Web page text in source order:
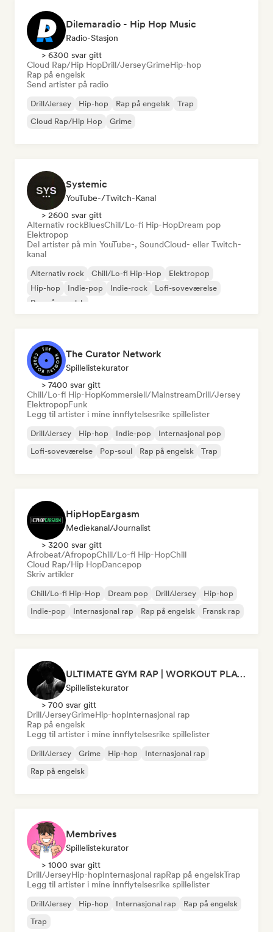
Dilemaradio - Hip Hop Music
Radio-Stasjon
> 6300 svar gitt
Cloud Rap/Hip HopDrill/JerseyGrimeHip-hop
Rap på engelsk
Send artister på radio
Drill/Jersey Hip-hop Rap på engelsk
Trap
Cloud Rap/Hip Hop
Grime
Systemic
YouTube-/Twitch-Kanal
> 2600 svar gitt
Alternativ rockBluesChill/Lo-fi Hip-HopDream pop
Elektropop
Del artister på min YouTube-, SoundCloud- eller Twitch-
kanal
Alternativ rock Chill/Lo-fi Hip-Hop
Elektropop
Hip-hop
Indie-pop Indie-rock
Lofi-soveværelse
Rap på engelsk
The Curator Network
Spillelistekurator
> 7400 svar gitt
Chill/Lo-fi Hip-HopKommersiell/MainstreamDrill/Jersey
ElektropopFunk
Legg til artister i mine innflytelsesrike spillelister
Drill/Jersey Hip-hop Indie-pop
Internasjonal pop
Lofi-soveværelse
Pop-soul Rap på engelsk Trap
HipHopEargasm
Mediekanal/journalist
> 3200 svar gitt
Afrobeat/AfropopChill/Lo-fi Hip-HopChill
Cloud Rap/Hip HopDancepop
Skriv artikler
Chill/Lo-fi Hip-Hop Dream pop Drill/Jersey
Hip-hop
Indie-pop
Internasjonal rap Rap på engelsk Fransk rap
ULTIMATE GYM RAP | WORKOUT PLAYLIST 2026 🔥
Spillelistekurator
> 700 svar gitt
Drill/JerseyGrimeHip-hopInternasjonal rap
Rap på engelsk
Legg til artister i mine innflytelsesrike spillelister
Drill/Jersey Grime Hip-hop
Internasjonal rap
Rap på engelsk
Membrives
Spillelistekurator
> 1000 svar gitt
Drill/JerseyHip-hopInternasjonal rapRap på engelskTrap
Legg til artister i mine innflytelsesrike spillelister
Drill/Jersey Hip-hop Internasjonal rap
Rap på engelsk
Trap